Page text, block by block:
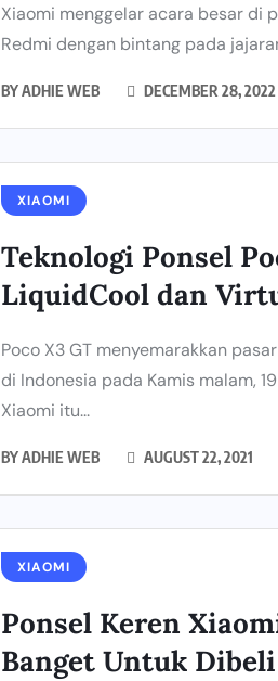
Xiaomi menggelar acara besar di
Redmi dengan bintang pada
BYADHIE WEB DECEMBER 28, 2022
XIAOMI
Teknologi Ponsel
LiquidCool dan
Poco X3 GT menyemarakkan
di Indonesia pada Kamis malam,
Xiaomi itu...
BYADHIE WEB AUGUST 22, 2021
XIAOMI
Ponsel Keren
Banget Untuk Dibeli